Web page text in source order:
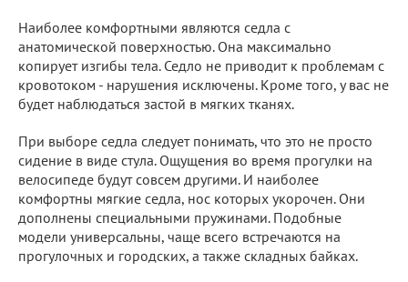
Наиболее комфортными являются седла с
анатомической поверхностью. Она максимально
копирует изгибы тела. Седло не приводит к проблемам с
кровотоком - нарушения исключены. Кроме того, у вас не
будет наблюдаться застой в мягких тканях.
При выборе седла следует понимать, что это не просто
сидение в виде стула. Ощущения во время прогулки на
велосипеде будут совсем другими. И наиболее
комфортны мягкие седла, нос которых укорочен. Они
дополнены специальными пружинами. Подобные
модели универсальны, чаще всего встречаются на
прогулочных и городских, а также складных байках.